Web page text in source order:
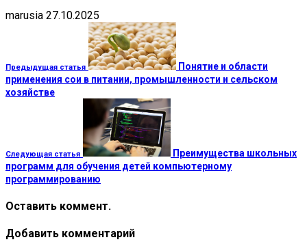
marusia 27.10.2025
Предыдущая статья
Понятие и области
применения сои в питании, промышленности и сельском
хозяйстве
Следующая статья
Преимущества школьных
программ для обучения детей компьютерному
программированию
Оставить коммент.
Добавить комментарий